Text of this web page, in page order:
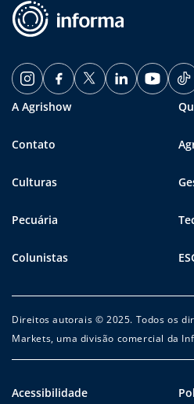
A Agrishow
Contato
Culturas
Pecuária
Colunistas
Direitos autorais © 2025. Todos os
Markets, uma divisão comercial da
Acessibilidade